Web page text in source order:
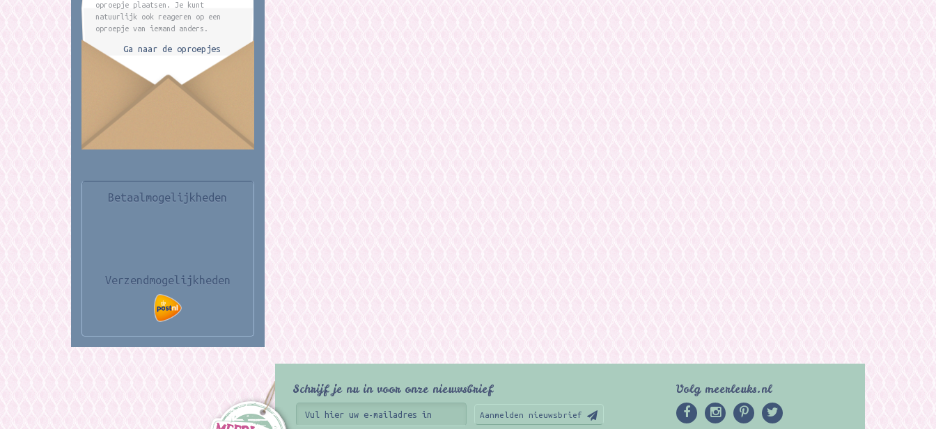
oproepje plaatsen. Je kunt
natuurlijk ook reageren op een
oproepje van iemand anders.
Ga naar de oproepjes
Betaalmogelijkheden
Verzendmogelijkheden
Schrijf je nu in voor onze nieuwsbrief
Aanmelden nieuwsbrief
Volg meerleuks.nl